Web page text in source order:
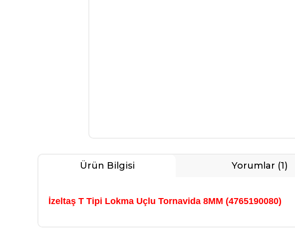
Ürün Bilgisi Yorumlar (1)
İzeltaş T Tipi Lokma Uçlu Tornavida 8MM (4765190080)